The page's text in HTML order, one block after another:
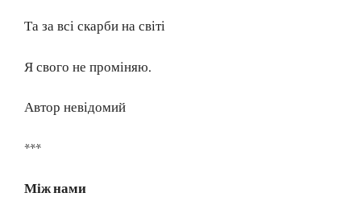
Та за всі скарби на світі
Я свого не проміняю.
Автор невідомий
***
Між нами